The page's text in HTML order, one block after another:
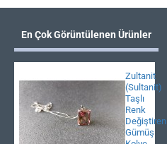
En Çok Görüntülenen Ürünler
Zultanit
(Sultanit)
Taşlı
Renk
Değiştiren
Gümüş